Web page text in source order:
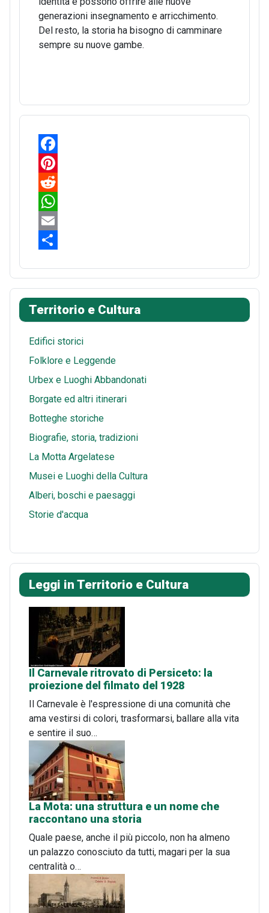
generazioni insegnamento e arricchimento.
Del resto, la storia ha bisogno di camminare
sempre su nuove gambe.
F
a
c
e
b
o
k
P
n
r
e
s
t
R
e
d
i
t
W
h
t
s
A
p
p
E
a
i
l
h
a
r
e
Territorio e Cultura
Edifici storici
Folklore e Leggende
Urbex e Luoghi Abbandonati
Borgate ed altri itinerari
Botteghe storiche
Biografie, storia, tradizioni
La Motta Argelatese
Musei e Luoghi della Cultura
Alberi, boschi e paesaggi
Storie d'acqua
Leggi in Territorio e Cultura
Il Carnevale ritrovato di Persiceto: la
proiezione del filmato del 1928
Il Carnevale è l'espressione di una comunità che
ama vestirsi di colori, trasformarsi, ballare alla vita
e sentire il suo…
La Mota: una struttura e un nome che
raccontano una storia
Quale paese, anche il più piccolo, non ha almeno
un palazzo conosciuto da tutti, magari per la sua
centralità o…